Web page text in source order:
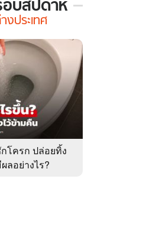
อบสัปดาห์
งประเทศ
โครก ปล่อยทิ้ง
ลอย่างไร?